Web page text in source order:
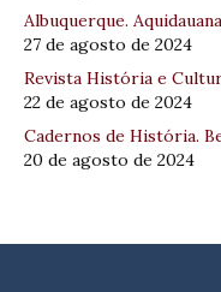
Albuquerque.
27 de agosto de 2024
Revista História e
22 de agosto de 2024
Cadernos de História.
20 de agosto de 2024